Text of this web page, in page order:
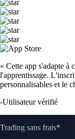
« Cette app s'adapte à
l'apprentissage.
personnalisables et le
-Utilisateur vérifié
Trading sans frais*